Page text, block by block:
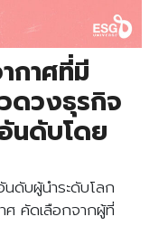
กาศที่มี
ดวงธุรกิจ
นดับโดย
ดับผู้นำระดับโลก
คัดเลือกจากผู้ที่